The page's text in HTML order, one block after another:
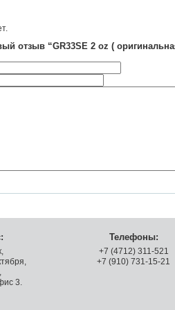
отзыв “GR33SE 2 oz (
3.
Телефоны:
+7 (4712) 311-521
+7 (910) 731-15-21